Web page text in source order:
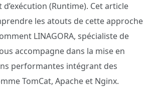
d’exécution (Runtime). Cet article
les atouts de cette approche
LINAGORA, spécialiste de
accompagne dans la mise en
performantes intégrant des
TomCat, Apache et Nginx.